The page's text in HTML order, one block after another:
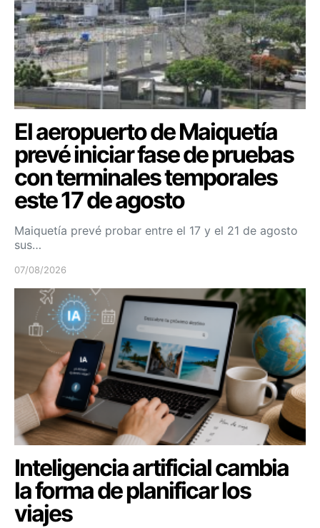
El aeropuerto de Maiquetía
prevé iniciar fase de pruebas
con terminales temporales
este 17 de agosto
Maiquetía prevé probar entre el 17 y el 21 de agosto
sus…
07/08/2026
Inteligencia artificial cambia
la forma de planificar los
viajes